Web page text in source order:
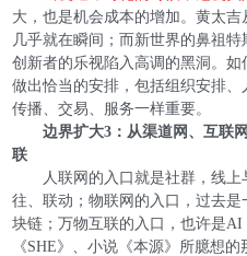
大，也是机会成本的增加。黄太吉
几乎就在瞬间；而新世界的鼻祖
创新者的乐视陷入高调的黑洞。
做出恰当的安排，包括组织安排
传播、交易、服务一样重要。
边界扩大3：从渠道网、互联
联
人联网的入口就是社群，线上
往、联动；物联网的入口，过去
块链；万物互联的入口，也许是
《SHE》、小说《本源》所臆想